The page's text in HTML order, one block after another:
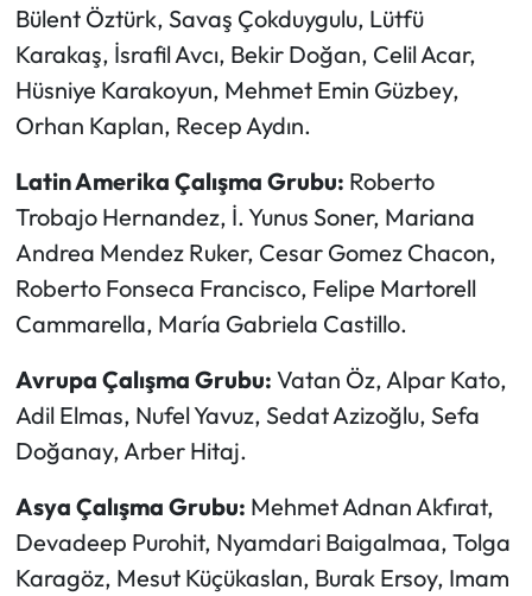
Bülent Öztürk, Savaş Çokduygulu, Lütfü
Karakaş, İsrafil Avcı, Bekir Doğan, Celil Acar,
Hüsniye Karakoyun, Mehmet Emin Güzbey,
Orhan Kaplan, Recep Aydın.
Latin Amerika Çalışma Grubu: Roberto
Trobajo Hernandez, İ. Yunus Soner, Mariana
Andrea Mendez Ruker, Cesar Gomez Chacon,
Roberto Fonseca Francisco, Felipe Martorell
Cammarella, María Gabriela Castillo.
Avrupa Çalışma Grubu: Vatan Öz, Alpar Kato,
Adil Elmas, Nufel Yavuz, Sedat Azizoğlu, Sefa
Doğanay, Arber Hitaj.
Asya Çalışma Grubu: Mehmet Adnan Akfırat,
Devadeep Purohit, Nyamdari Baigalmaa, Tolga
Karagöz, Mesut Küçükaslan, Burak Ersoy, Imam